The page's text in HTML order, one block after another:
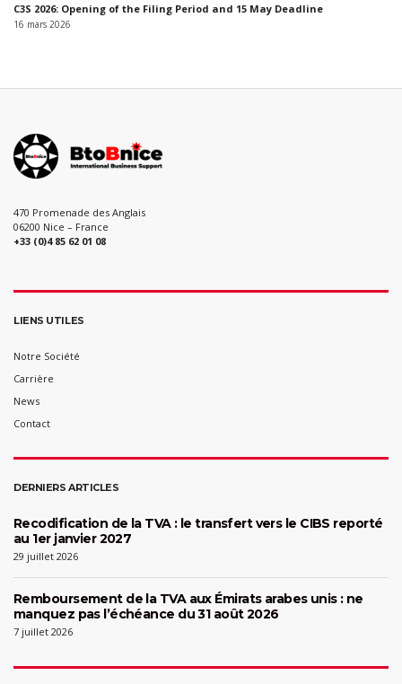
C3S 2026: Opening of the Filing Period and 15 May Deadline
16 mars 2026
470 Promenade des Anglais
06200 Nice – France
+33 (0)4 85 62 01 08
LIENS UTILES
Notre Société
Carrière
News
Contact
DERNIERS ARTICLES
Recodification de la TVA : le transfert vers le CIBS reporté
au 1er janvier 2027
29 juillet 2026
Remboursement de la TVA aux Émirats arabes unis : ne
manquez pas l’échéance du 31 août 2026
7 juillet 2026